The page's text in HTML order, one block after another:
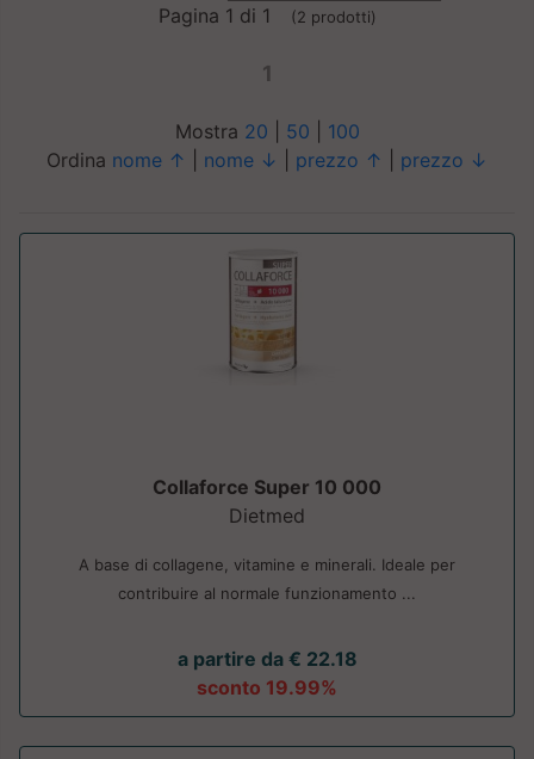
Pagina 1 di 1
(2 prodotti)
1
Mostra 20 50
100
Ordina nome ↑ nome ↓ prezzo ↑ prezzo ↓
Collaforce Super 10 000
Dietmed
A base di collagene, vitamine e minerali. Ideale per
contribuire al normale funzionamento ...
a partire da € 22.18
sconto 19.99%